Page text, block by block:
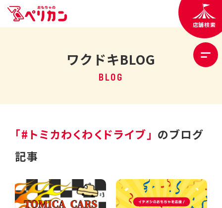
店舗検索
ワクドキBLOG
BLOG
「#トミカわくわくドライブ」 のブログ
記事